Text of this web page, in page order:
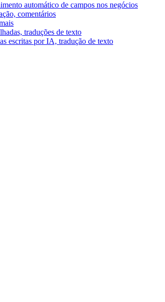
automático de campos nos negócios
comentários
traduções de texto
escritas por IA, tradução de texto